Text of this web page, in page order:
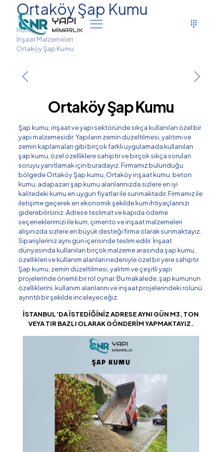
Ortaköy Şap Kumu
Home
İnşaat Malzemeleri
Ortaköy Şap Kumu
Ortaköy Şap Kumu
Şap kumu, inşaat ve yapı sektöründe sıkça kullanılan özel bir
yapı malzemesidir. Yapıların zemin düzeltilmesi, yalıtımı ve
zemin kaplamaları gibi birçok farklı uygulamada kullanılan
şap kumu, özel özelliklere sahiptir ve birçok sıkça sorulan
soruyu yanıtlamak için buradayız. Firmamız bulunduğu
bölgede Ortaköy Şap kumu, Ortaköy inşaat kumu, beton
kumu, adapazarı şap kumu alanlarınızda sizlere en iyi
kalitedeki kumu en uygun fiyatlar ile sunmaktadır. Firmamız ile
iletişime geçerek en ekonomik şekilde kum ihtiyaçlarınızı
giderebilirsiniz. Adrese teslimat ve kapıda ödeme
seçeneklerimizi ile kum, çimento ve inşaat malzemeleri
alışınızda sizlere en büyük desteği firma olarak sunmaktayız.
Siparişleriniz aynı gün içerisinde teslim edilir. İnşaat
dünyasında kullanılan birçok malzeme arasında şap kumu,
özellikleri ve kullanım alanları nedeniyle özel bir yere sahiptir.
Şap kumu, zemin düzeltilmesi, yalıtım ve çeşitli yapı
projelerinde önemli bir rol oynar. Bu makalede, şap kumunun
özelliklerini, kullanım alanlarını ve inşaat projelerindeki rolünü
ayrıntılı bir şekilde inceleyeceğiz.
İSTANBUL’DA İSTEDİĞİNİZ ADRESE AYNI GÜN M3, TON
VEYA TIR BAZLI OLARAK GÖNDERİM YAPMAKTAYIZ.